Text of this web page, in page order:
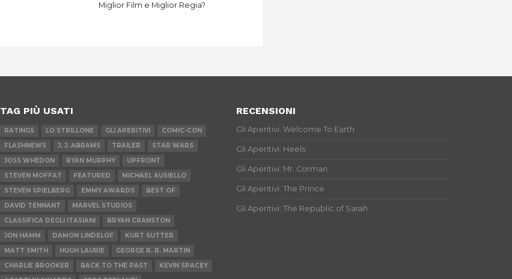
Miglior Film e Miglior Regia?
TAG PIÙ USATI
RATINGS LO STRILLONE GLI APERITIVI
COMIC-CON
FLASHNEWS
J. J. ABRAMS TRAILER
STAR WARS
JOSS WHEDON
RYAN MURPHY
UPFRONT
STEVEN MOFFAT
FEATURED
MICHAEL AUSIELLO
STEVEN SPIELBERG
EMMY AWARDS
BEST OF
DAVID TENNANT
MARVEL STUDIOS
CLASSIFICA DEGLI ITASIANI
BRYAN CRANSTON
JON HAMM
DAMON LINDELOF
KURT SUTTER
MATT SMITH
HUGH LAURIE
GEORGE R. R. MARTIN
CHARLIE BROOKER
BACK TO THE PAST
KEVIN SPACEY
RECENSIONI
Gli Aperitivi: Welcome To Earth
Gli Aperitivi: Heels
Gli Aperitivi: Mr. Corman
Gli Aperitivi: The Prince
Gli Aperitivi: The Republic of Sarah